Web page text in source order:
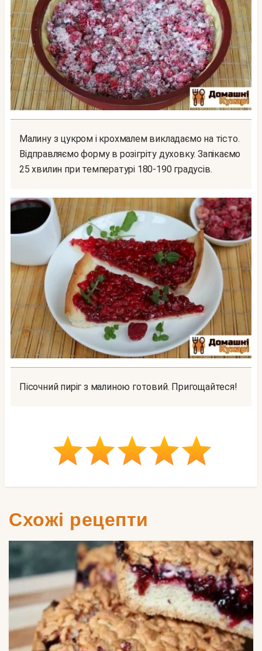
Малину з цукром і крохмалем викладаємо на тісто.
Відправляємо форму в розігріту духовку. Запікаємо
25 хвилин при температурі 180-190 градусів.
Пісочний пиріг з малиною готовий. Пригощайтеся!
Схожі рецепти